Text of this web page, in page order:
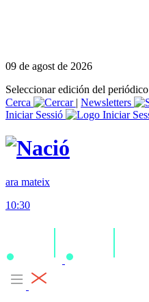
09 de agost de 2026
Seleccionar edición del periódico
Cerca
| Newsletters
Iniciar Sessió
ara mateix
10:30